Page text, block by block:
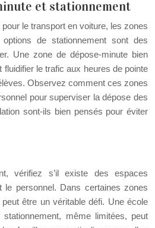
et stationnement
le transport en voiture, les zones
de stationnement sont des
Une zone de dépose-minute bien
fluidifier le trafic aux heures de pointe
Observez comment ces zones
pour superviser la dépose des
sont-ils bien pensés pour éviter
vérifiez s’il existe des espaces
personnel. Dans certaines zones
être un véritable défi. Une école
même limitées, peut